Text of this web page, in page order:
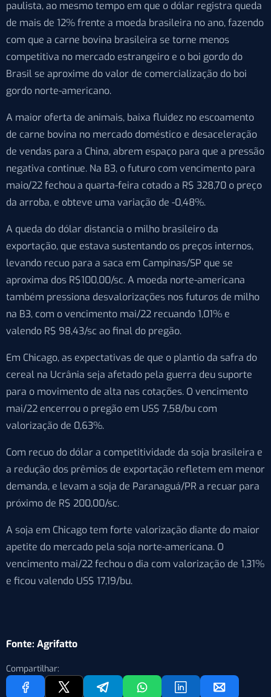
paulista, ao mesmo tempo em que o dólar registra queda
de mais de 12% frente a moeda brasileira no ano, fazendo
com que a carne bovina brasileira se torne menos
competitiva no mercado estrangeiro e o boi gordo do
Brasil se aproxime do valor de comercialização do boi
gordo norte-americano.
A maior oferta de animais, baixa fluidez no escoamento
de carne bovina no mercado doméstico e desaceleração
de vendas para a China, abrem espaço para que a pressão
negativa continue. Na B3, o futuro com vencimento para
maio/22 fechou a quarta-feira cotado a R$ 328,70 o preço
da arroba, e obteve uma variação de -0,48%.
A queda do dólar distancia o milho brasileiro da
exportação, que estava sustentando os preços internos,
levando recuo para a saca em Campinas/SP que se
aproxima dos R$100,00/sc. A moeda norte-americana
também pressiona desvalorizações nos futuros de milho
na B3, com o vencimento mai/22 recuando 1,01% e
valendo R$ 98,43/sc ao final do pregão.
Em Chicago, as expectativas de que o plantio da safra do
cereal na Ucrânia seja afetado pela guerra deu suporte
para o movimento de alta nas cotações. O vencimento
mai/22 encerrou o pregão em US$ 7,58/bu com
valorização de 0,63%.
Com recuo do dólar a competitividade da soja brasileira e
a redução dos prêmios de exportação refletem em menor
demanda, e levam a soja de Paranaguá/PR a recuar para
próximo de R$ 200,00/sc.
A soja em Chicago tem forte valorização diante do maior
apetite do mercado pela soja norte-americana. O
vencimento mai/22 fechou o dia com valorização de 1,31%
e ficou valendo US$ 17,19/bu.
Fonte: Agrifatto
Compartilhar: